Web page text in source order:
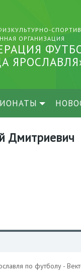
ОРГАНИЗАЦИЯ
Дмитриевич
по футболу -